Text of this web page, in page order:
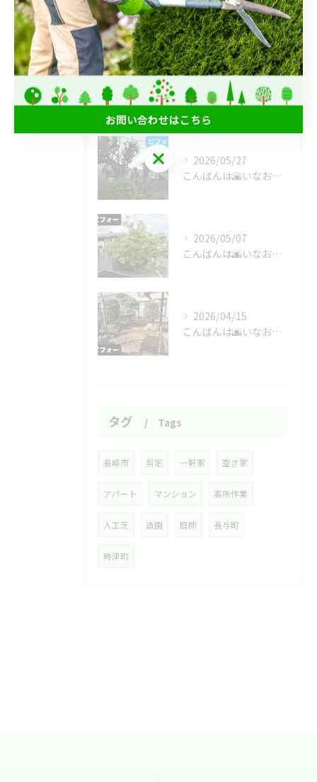
草むしり
庭じまい
最近の投稿 Recent Posts
2026/05/27
こんばんは🌇いなお造園です❗️
2026/05/07
こんばんは🌆いなお造園です❗️
2026/04/15
こんばんは🌆いなお造園です❗️
タグ Tags
長崎市 剪定 一軒家 空き家
アパート マンション 高所作業
人工芝 造園 庭師 長与町
時津町
お問い合わせはこちら
お問い合わせはこちら